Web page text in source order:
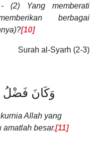
(2) Yang memberati
berbagai
[10]
Surah al-Syarh (2-3)
وَكَانَ فَضْلُ
Allah yang
besar.[11]